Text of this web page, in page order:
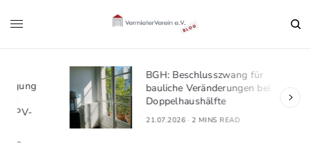
BGH: Beschlusszwang für
bauliche Veränderungen bei
Doppelhaushälfte
21.07.2026 2 MINS READ